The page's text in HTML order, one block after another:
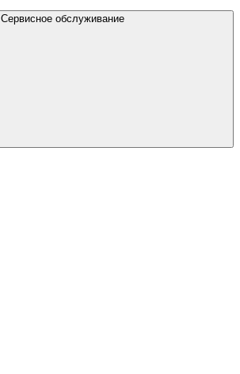
Сервисное обслуживание